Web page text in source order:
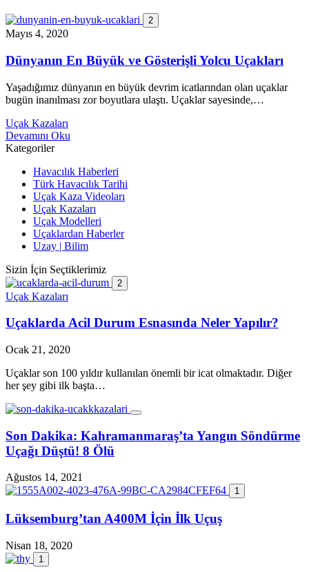
2
Mayıs 4, 2020
Dünyanın En Büyük ve Gösterişli Yolcu Uçakları
Yaşadığımız dünyanın en büyük devrim icatlarından olan uçaklar
bugün inanılması zor boyutlara ulaştı. Uçaklar sayesinde,…
Uçak Kazaları
Devamını Oku
Kategoriler
Havacılık Haberleri
Türk Havacılık Tarihi
Uçak Kaza Videoları
Uçak Kazaları
Uçak Modelleri
Uçaklardan Haberler
Uzay | Bilim
Sizin İçin Seçtiklerimiz
2
Uçak Kazaları
Uçaklarda Acil Durum Esnasında Neler Yapılır?
Ocak 21, 2020
Uçaklar son 100 yıldır kullanılan önemli bir icat olmaktadır. Diğer
her şey gibi ilk başta…
Son Dakika: Kahramanmaraş’ta Yangın Söndürme
Uçağı Düştü! 8 Ölü
Ağustos 14, 2021
1
Lüksemburg’tan A400M İçin İlk Uçuş
Nisan 18, 2020
1